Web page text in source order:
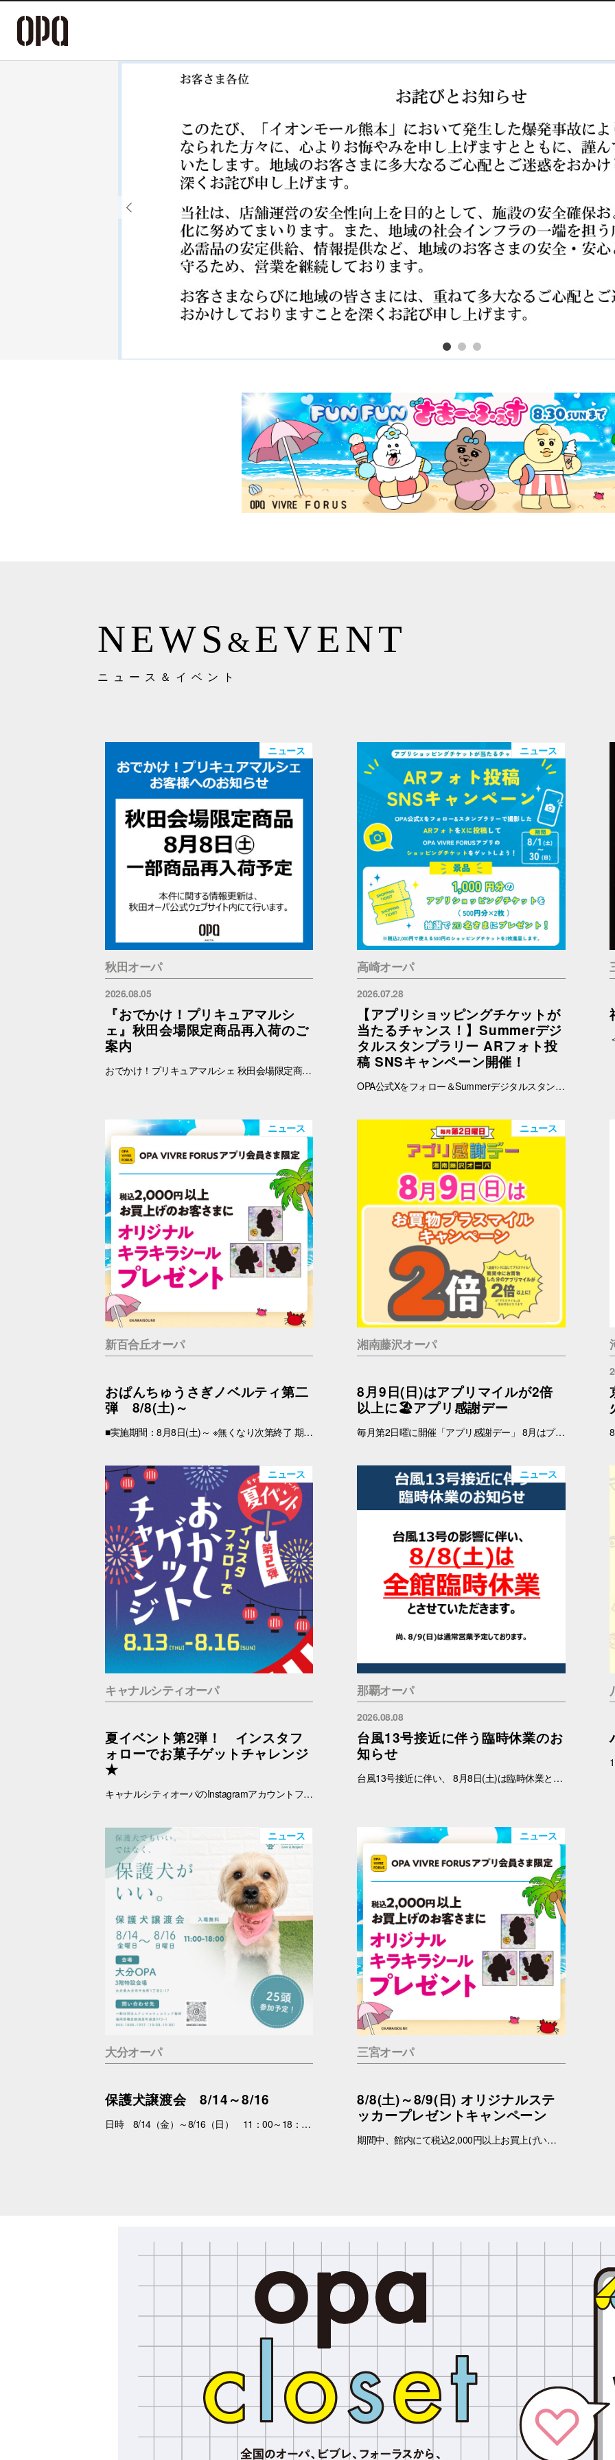
NEWS &EVENT
ニュース＆イベント
ニュース
秋田オーパ
2026.08.05
『おでかけ！プリキュアマルシ
ェ』秋田会場限定商品再入荷のご
案内
おでかけ！プリキュアマルシェ 秋田会場限定商品の再入荷を予定しております。 再入荷対象商品は下記をご覧ください。 【秋田限定】ランダム缶バッジ 全4種 各500円 【秋田限定】アクリルキーホルダー 全3種 1100円 【秋田限定】アクリルスタンド 全3種 1650円 ※納品後、準備が出来次第、販売を開始します。予めご了承ください。 ※在庫状況についてのお問い合わせは回答いたしかねます。ご来店の上ご確認をお願い申し上げます。 ※ブラウザでご覧の方はバナー、OPAアプリでご覧の方はタイトルをタップすると秋田会場限定商品の紹介ページに遷移します。
ニュース
高崎オーパ
2026.07.28
【アプリショッピングチケットが
当たるチャンス！】Summerデジ
タルスタンプラリー ARフォト投
稿 SNSキャンペーン開催！
OPA公式Xをフォロー＆Summerデジタルスタンプラリーで撮影したARフォトを投稿して、OPA VIVRE FORUSアプリのショッピングチケットをゲットしよう！ ■ 景品 500円分のアプリショッピングチケットを2枚（計1,000円分）を抽選で20名さまにプレゼント！ ※税込2,000円で使える500円のショッピングチケットを2枚進呈します。 ■ 応募期間 2026年8月1日(土) ～ 8月30日(日) 23:59まで ※当選者には8月31日(月)以降にDMにてご連絡いたします。 ■ 応募方法 OPA公式X（@opa_vivre_forus）をフォロー Summerデジタルスタンプラリーに参加して、ARフォトを撮影 ハッシュタグ「#おぱんちゅうさぎOPA」「#おぱんちゅうさぎFORUS」「#おぱんちゅうさぎVIVRE」のいずれかをつけて、撮影したARフォトを投稿！ ■ ご注意・各種規約 【撮影・投稿に関する注意】 撮影の際は、周囲のお客さまの通行の妨げにならないようご注意ください。 店内での撮影の際は、各店舗のルールやご案内に沿ってお楽しみください。 ARフォトの撮影、投稿するARフォトは、他のお客さまの顔等が映らないようご配慮をお願いいたします。 危険な行為（階段や無理な姿勢など）はお控えください。 【個人情報・権利に関する注意】 ARフォトの撮影・投稿にあたっては、他のお客さまのプライバシーにご配慮いただき、顔等が写り込まないようお願いいたします。 他のお客さまや第三者が写る場合は、必ずご本人の許可を得たうえで投稿してください。 投稿写真に含まれる著作物（ポスター・商品デザイン等）についてもご配慮ください。 SNSの性質上、投稿された写真は他の利用者に保存・共有される場合がございます。ご理解のうえご参加いただけますと幸いです。 【SNS投稿ルール】 投稿内容が公序良俗に反する場合や、不適切と判断される場合は応募対象外となります。 非公開アカウントからの投稿は応募対象外となる場合がございます。 ハッシュタグや応募条件を満たしていない場合、抽選対象外となる場合がございます。 【キャンペーン関連】 賞品の内容は予告なく変更となる場合がございます。 投稿いただいた画像は、当選者の選定のみに使用し、その他の目的で使用することはございません。
ニュース
新百合丘オーパ
おぱんちゅうさぎノベルティ第二
弾 8/8(土)～
■実施期間：8月8日(土)～ ※無くなり次第終了 期間中、税込2,000円以上(合算可)お買上げのOPA VIVRE FORUSアプリ会員さま限定で、「キラキラシール」 をプレゼント！ アプリの【クーポン画面】と【税込2,000円以上のレシート(合算可)】をお持ちの上、引換場所にお越しくださいませ。 ※新百合丘オーパのレシートのみ対象。館をまたいだレシートの合算は不可。 ※絵柄はお選びいただけません。 ■レシート対象期間 2026年8月8日(土)～ ■引換場所・引換時間 引換場所：B1F インフォメーション 引換時間：10:00～21:00 ■注意事項 ※ノベルティは数量限定のため、なくなり次第終了となりますので予めご了承ください。 ※ノベルティの引き換えは、おひとりさま3枚までとなります。 ※お買上げレシートは、期間中の対象店舗のものに限ります（一部対象外のショップ・商品がございます） ※新百合丘オーパのレシートのみ対象。館をまたいだレシートの合算は不可。 ※絵柄はお選びいただけません。 ※画像はイメージです。 ＜レシート対象外ショップ＞ B1F：HIS 1F：調剤薬局 2F：フェリーチェデンタルクリニック、楽天モバイル、免許の窓口 4F：セレスの館 5F：ガールズミニョン、ガシャポンのデパート、ソフトバンク、なんぼや、ほけんの窓口
ニュース
湘南藤沢オーパ
8月9日(日)はアプリマイルが2倍
以上に🏖️アプリ感謝デー
毎月第2日曜に開催「アプリ感謝デー」 8月はプラスマイルキャンペーンを実施いたします。 8月9日(日)に、オーパアプリを使ってお買物をすると、ランクに応じてアプリマイルが2倍以上になります。 しかも当日は「買い回りWEEK」を開催中☆ THE BARGAIN開催中の湘南藤沢オーパで、おトクが重なるこの機会に、ぜひ館内でのお買い回りもお楽しみください☆ 【開催日】 8月9日(日) 【お買物プラスマイルキャンペーン】 8月9日(日)にオーパアプリを使ってお買物をすると、会員ランクに応じて下記のポイントが付与されます。 お会計の際にオーパアプリをレジスタッフにご提示ください。 【アプリマイル付与】 ダイヤモンド会員…1マイル＋1.5マイル プラチナ会員…1マイル＋1.3マイル ゴールド会員…1マイル＋1.2マイル シルバー会員…1マイル＋1.1マイル ブロンズ会員…1マイル＋1マイル ≪例≫・・・ダイヤモンド会員さまが期間中1万円以上のお買物 ➡通常10,000マイル＋15,000マイル＝合計25,000マイル ※プラス分のマイル加算予定日：2025年8月12日(水) ※期間中のプラスマイル分をまとめて加算します。 ※付与されるマイルはランクによって異なります。 ※キャンペーン最終日の営業終了時点のランクをもとに加算マイル数を算出いたします。 ※小数点以下の端数は切り捨てとなります。 -------------------------------------- ▽オーパ公式アプリダウンロードはこちら▽ App Storeはこちら Google Playはこちら ■オーパ公式アプリについて詳しくはこちら -------------------------------------- 【セルフレジではアプリマイルは付きません】 ※以下のお店ではショップスタッフのいるレジにて、オーパアプリをご提示ください。 ●2階 バーガーキング ●4階 セリア ●7階 無印良品 ※期間中にアプリを新規ダウンロードしていただいた方も対象となります。 ※一部対象外ショップがございます。 ➡詳しくはこちら -------------------------------------------
ニュース
キャナルシティオーパ
夏イベント第2弾！ インスタフ
ォローでお菓子ゲットチャレンジ
★
キャナルシティオーパのInstagramアカウントフォローでお菓子ゲットに挑戦！ あなたは最大何個ゲットできる？？！！ ■抽選日時：8.13(木) ～8.16(日) 11：00～19：00 ■抽選会場：B1F ラフェスタ内特設会場 ■参加条件：キャナルシティオーパのInstagramアカウント(＠canalcityopa)をフォロー 【注意事項】 ※参加の際はキャナルシティオーパアカウントのフォロー画面をご提示ください。 ※各日、景品がなくなり次第終了となります。 ※イラストはすべてイメージです。 ※おひとりさまにつき1回までご参加いただけます。
ニュース
那覇オーパ
2026.08.08
台風13号接近に伴う臨時休業のお
知らせ
台風13号接近に伴い、 8月8日(土)は臨時休業と致します。 尚、8月9日(日)は通常営業予定しております。 ご理解のほどよろしくお願いいたします。
ニュース
大分オーパ
保護犬譲渡会 8/14～8/16
日時 8/14（金）～8/16（日） 11：00～18：00 場所 3F特設会場 内容 まずは会いにくるだけで大丈夫。 抱っこして、ふれあって、その子の魅力を感じてください。 あなたを待っている子がいます。 運命の出会いが、待っているかもしれません。 問合せ先 一般社団法人アニマルウェルフェア福岡 050-1808-1937（11：00～19：00）
ニュース
三宮オーパ
8/8(土)～8/9(日) オリジナルステ
ッカープレゼントキャンペーン
期間中、館内にて税込2,000円以上お買上げいただき、「OPA VIVRE FORUS アプリ」の対象画面をご提示いただいたお客さまに、先着でここでしか手に入らない「オリジナルキラキラステッカー」をプレゼントいたします！ ぜひこの機会に、お買い物と合わせて限定ノベルティをゲットしてください。 （※本企画は、アプリ会員さま限定となります） ■配布期間 2026年8月8日(土)～8月9日(日) ※各日の実施時間は、引換時間に準じます。 ※ノベルティはなくなり次第、配布を終了いたします。 ※一部実施していない店舗がございます。 ■ノベルティ内容 キラキラステッカー (全3種) ■引換条件 期間中、以下の2点を引換カウンターにてご提示ください。 ① 館内でお買上げいただいた、税込2,000円以上のレシート（合算可） ② 「OPA VIVRE FORUS アプリ」のクーポン画面 ■引換場所・引換時間 引換場所：1階 特設カウンター 引換時間：11:00 ～ 当日分がなくなり次第終了 ■注意事項 ※ノベルティは数量限定のため、なくなり次第終了となりますので予めご了承ください。 ※ノベルティはランダムでのお渡しとなります。重複した場合でも、種類の変更・交換はいたしかねます。 ※ノベルティの引き換えは、おひとりさま3枚までとなります。 ※お買上げレシートは、期間中の三宮オーパのものに限ります（一部対象外のショップ・商品がございます） ※三宮オーパのレシートのみ対象。館をまたいだレシートの合算は不可。 ※画像はイメージです。実際のノベルティとは異なる場合がございます。 ▼詳しくはコチラ▼ https://www.opa-club.com/contents/opanchuusagi_2026/ ▼アプリについて詳しくはこちら！ ▼ https://www.opa-club.com/contents/app/